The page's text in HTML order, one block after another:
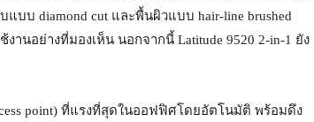
บบ diamond cut และพื้นผิวแบบ hair-line brushed
นอย่างที่มองเห็น นอกจากนี้ Latitude 9520 2-in-1 ยัง
point) ที่แรงที่สุดในออฟฟิศโดยอัตโนมัติ พร้อมดึง